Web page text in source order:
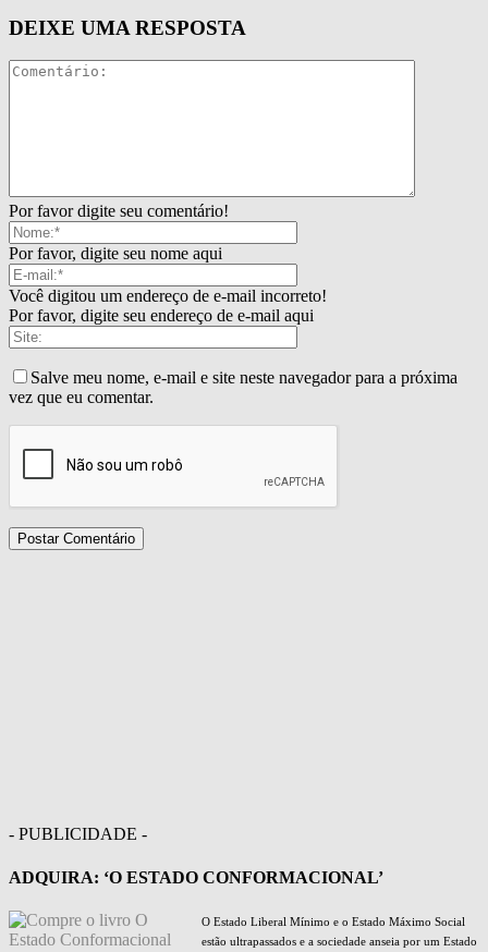
DEIXE UMA RESPOSTA
Por favor digite seu comentário!
Por favor, digite seu nome aqui
Você digitou um endereço de e-mail incorreto!
Por favor, digite seu endereço de e-mail aqui
Salve meu nome, e-mail e site neste navegador para a próxima
vez que eu comentar.
- PUBLICIDADE -
ADQUIRA: ‘O ESTADO CONFORMACIONAL’
O Estado Liberal Mínimo e o Estado Máximo Social
estão ultrapassados e a sociedade anseia por um Estado